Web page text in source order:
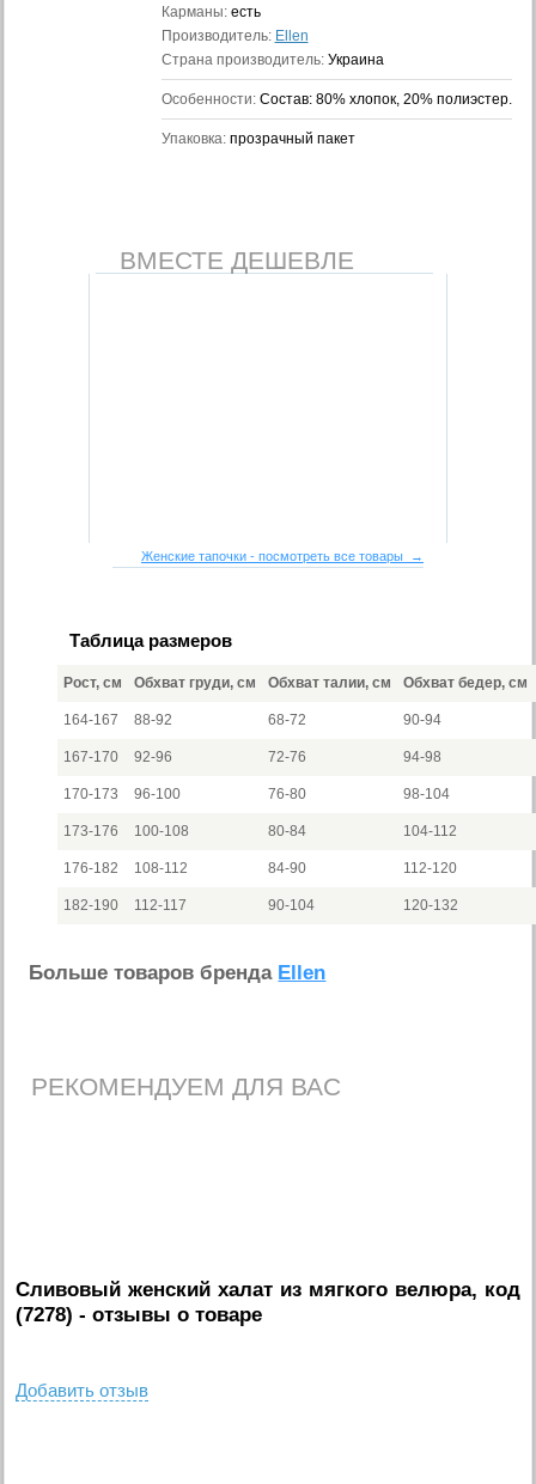
Карманы: есть
Производитель: Ellen
Страна производитель: Украина
Особенности: Состав: 80% хлопок, 20% полиэстер.
Упаковка: прозрачный пакет
ВМЕСТЕ ДЕШЕВЛЕ
Женские тапочки - посмотреть все товары →
Таблица размеров
Рост, см Обхват груди, см Обхват талии, см Обхват бедер, см
164-167 88-92 68-72 90-94
167-170 92-96 72-76 94-98
170-173 96-100 76-80 98-104
173-176 100-108 80-84 104-112
176-182 108-112 84-90 112-120
182-190 112-117 90-104 120-132
Больше товаров бренда Ellen
РЕКОМЕНДУЕМ ДЛЯ ВАС
Сливовый женский халат из мягкого велюра, код
(7278) - отзывы о товаре
Добавить отзыв